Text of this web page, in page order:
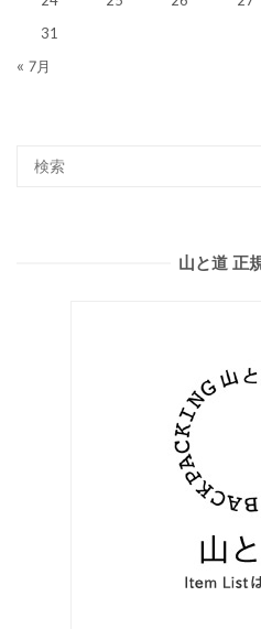
31
« 7月
山と道 正